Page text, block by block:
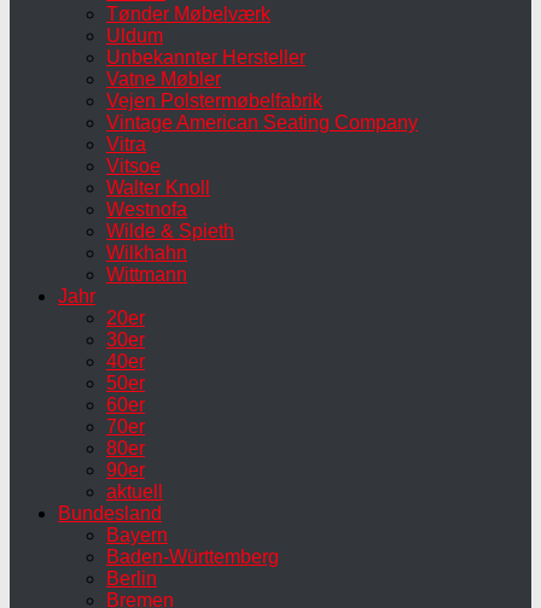
Tønder Møbelværk
Uldum
Unbekannter Hersteller
Vatne Møbler
Vejen Polstermøbelfabrik
Vintage American Seating Company
Vitra
Vitsoe
Walter Knoll
Westnofa
Wilde & Spieth
Wilkhahn
Wittmann
Jahr
20er
30er
40er
50er
60er
70er
80er
90er
aktuell
Bundesland
Bayern
Baden-Württemberg
Berlin
Bremen